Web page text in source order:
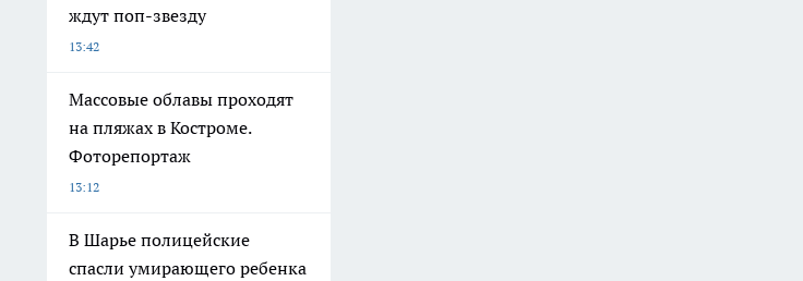
ждут поп-звезду
13:42
Массовые облавы проходят
на пляжах в Костроме.
Фоторепортаж
13:12
В Шарье полицейские
спасли умирающего ребенка